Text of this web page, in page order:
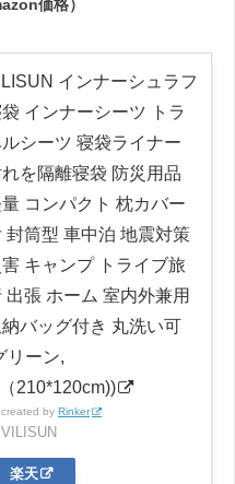
価格）
インナーシュラフ
インナーシーツ トラ
シーツ 寝袋ライナー
を隔離寝袋 防災用品
コンパクト 枕カバー
封筒型 車中泊 地震対策
キャンプ トライブ旅
出張 ホーム 室内外兼用
納バッグ付き 丸洗い可
リーン,
210*120cm))
created by Rinker
VILISUN
楽天